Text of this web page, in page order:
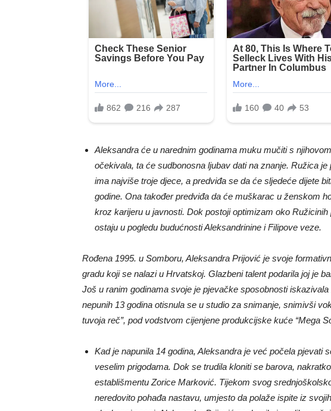
Aleksandra će u narednim godinama muku mučiti s
očekivala, ta će sudbonosna ljubav dati na znanje. Ružica
ima najviše troje djece, a predviđa se da će sljedeće dijete
godine. Ona također predviđa da će muškarac u ženskom
kroz karijeru u javnosti. Dok postoji optimizam oko
ostaju u pogledu budućnosti Aleksandrinine i Filipove veze.
Rođena 1995. u Somboru, Aleksandra Prijović je svoje
gradu koji se nalazi u Hrvatskoj. Glazbeni talent podarila joj je
Još u ranim godinama svoje je pjevačke sposobnosti
nepunih 13 godina otisnula se u studio za snimanje, snimivši
tuvoja reč”, pod vodstvom cijenjene produkcijske kuće “Mega
Kad je napunila 14 godina, Aleksandra je već počela pjevati
veselim prigodama. Dok se trudila kloniti se barova,
establišmentu Zorice Marković. Tijekom svog
neredovito pohađa nastavu, umjesto da polaže ispite iz